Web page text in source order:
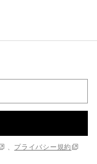
プライバシー規約